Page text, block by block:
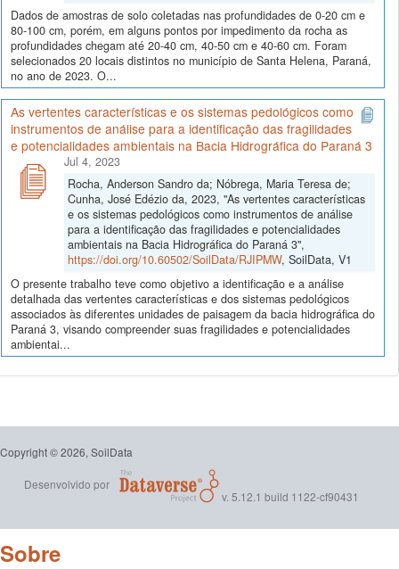
Dados de amostras de solo coletadas nas profundidades de 0-20 cm e
80-100 cm, porém, em alguns pontos por impedimento da rocha as
profundidades chegam até 20-40 cm, 40-50 cm e 40-60 cm. Foram
selecionados 20 locais distintos no município de Santa Helena, Paraná,
no ano de 2023. O...
As vertentes características e os sistemas pedológicos como
instrumentos de análise para a identificação das fragilidades
e potencialidades ambientais na Bacia Hidrográfica do Paraná 3
Jul 4, 2023
Rocha, Anderson Sandro da; Nóbrega, Maria Teresa de;
Cunha, José Edézio da, 2023, "As vertentes características
e os sistemas pedológicos como instrumentos de análise
para a identificação das fragilidades e potencialidades
ambientais na Bacia Hidrográfica do Paraná 3",
https://doi.org/10.60502/SoilData/RJIPMW, SoilData, V1
O presente trabalho teve como objetivo a identificação e a análise
detalhada das vertentes características e dos sistemas pedológicos
associados às diferentes unidades de paisagem da bacia hidrográfica do
Paraná 3, visando compreender suas fragilidades e potencialidades
ambientai...
Copyright © 2026, SoilData
Desenvolvido por
v. 5.12.1 build 1122-cf90431
Sobre